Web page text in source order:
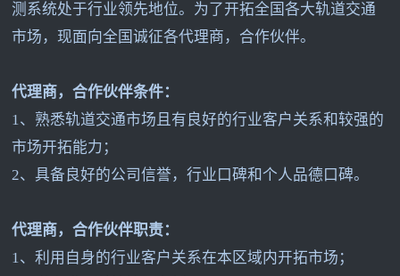
测系统处于行业领先地位。为了开拓全国各大轨道交通
市场，现面向全国诚征各代理商，合作伙伴。
代理商，合作伙伴条件：
1、熟悉轨道交通市场且有良好的行业客户关系和较强的
市场开拓能力；
2、具备良好的公司信誉，行业口碑和个人品德口碑。
代理商，合作伙伴职责：
1、利用自身的行业客户关系在本区域内开拓市场；